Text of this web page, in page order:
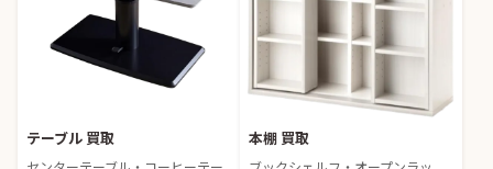
テーブル 買取 本棚 買取